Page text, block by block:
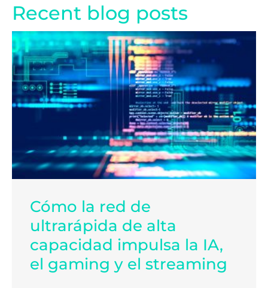
Recent blog posts
Cómo la red de
ultrarápida de alta
capacidad impulsa la IA,
el gaming y el streaming